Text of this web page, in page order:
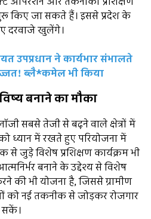
किए जा सकते हैं। इससे प्रदेश के
दरवाजे खुलेंगे।
उपप्रधान ने कार्यभार संभालते
ब्लै*कमेल भी किया
बनाने का मौका
सबसे तेजी से बढ़ने वाले क्षेत्रों में
ध्यान में रखते हुए परियोजना में
से जुड़े विशेष प्रशिक्षण कार्यक्रम भी
बनाने के उद्देश्य से विशेष
की भी योजना है, जिससे ग्रामीण
को नई तकनीक से जोड़कर रोजगार
सकें।